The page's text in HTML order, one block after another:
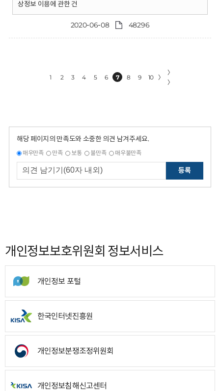
상정보 이용에 관한 건
2020-06-08 48296
1 2 3 4 5 6 7 8 9 10 〉
〉
〉
해당 페이지의 만족도와 소중한 의견 남겨주세요.
매우만족 만족 보통 불만족 매우불만족
등록
개인정보보호위원회 정보서비스
개인정보 포털
한국인터넷진흥원
개인정보분쟁조정위원회
개인정보침해신고센터